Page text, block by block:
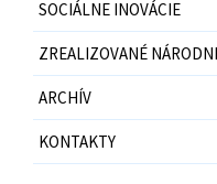
SOCIÁLNE INOVÁCIE
ZREALIZOVANÉ
ARCHÍV
KONTAKTY